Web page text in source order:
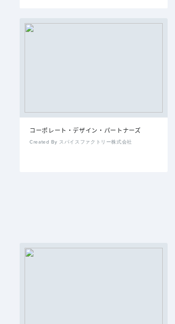
コーポレート・デザイン・パートナーズ
Created By スパイスファクトリー株式会社